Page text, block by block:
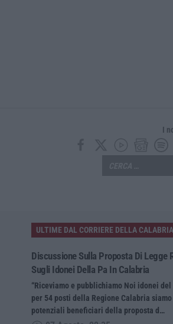
Renzi: «Conte? Sarebbe delittuoso vannaccizzare la
I
ULTIME DAL CORRIERE DELLA CALABRIA
Discussione Sulla Proposta Di Legge
Sugli Idonei Della Pa In Calabria
“Riceviamo e pubblichiamo Noi idonei del
per 54 posti della Regione Calabria
potenziali beneficiari della proposta d…